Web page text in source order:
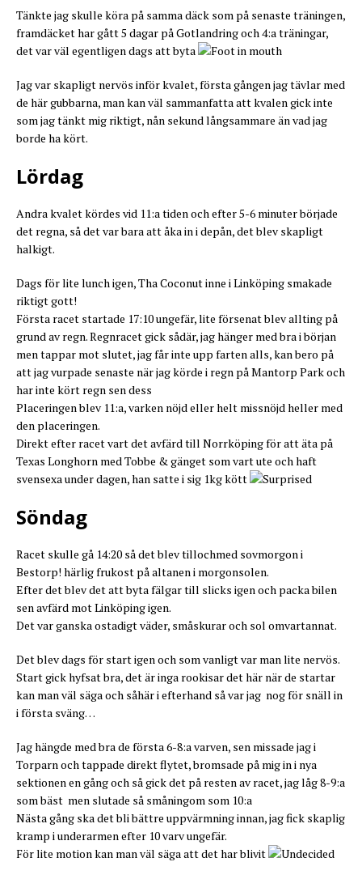
Tänkte jag skulle köra på samma däck som på senaste träningen,
framdäcket har gått 5 dagar på Gotlandring och 4:a träningar,
det var väl egentligen dags att byta
Jag var skapligt nervös inför kvalet, första gången jag tävlar med
de här gubbarna, man kan väl sammanfatta att kvalen gick inte
som jag tänkt mig riktigt, nån sekund långsammare än vad jag
borde ha kört.
Lördag
Andra kvalet kördes vid 11:a tiden och efter 5-6 minuter började
det regna, så det var bara att åka in i depån, det blev skapligt
halkigt.
Dags för lite lunch igen, Tha Coconut inne i Linköping smakade
riktigt gott!
Första racet startade 17:10 ungefär, lite försenat blev allting på
grund av regn. Regnracet gick sådär, jag hänger med bra i början
men tappar mot slutet, jag får inte upp farten alls, kan bero på
att jag vurpade senaste när jag körde i regn på Mantorp Park och
har inte kört regn sen dess
Placeringen blev 11:a, varken nöjd eller helt missnöjd heller med
den placeringen.
Direkt efter racet vart det avfärd till Norrköping för att äta på
Texas Longhorn med Tobbe & gänget som vart ute och haft
svensexa under dagen, han satte i sig 1kg kött
Söndag
Racet skulle gå 14:20 så det blev tillochmed sovmorgon i
Bestorp! härlig frukost på altanen i morgonsolen.
Efter det blev det att byta fälgar till slicks igen och packa bilen
sen avfärd mot Linköping igen.
Det var ganska ostadigt väder, småskurar och sol omvartannat.
Det blev dags för start igen och som vanligt var man lite nervös.
Start gick hyfsat bra, det är inga rookisar det här när de startar
kan man väl säga och såhär i efterhand så var jag nog för snäll in
i första sväng…
Jag hängde med bra de första 6-8:a varven, sen missade jag i
Torparn och tappade direkt flytet, bromsade på mig in i nya
sektionen en gång och så gick det på resten av racet, jag låg 8-9:a
som bäst men slutade så småningom som 10:a
Nästa gång ska det bli bättre uppvärmning innan, jag fick skaplig
kramp i underarmen efter 10 varv ungefär.
För lite motion kan man väl säga att det har blivit